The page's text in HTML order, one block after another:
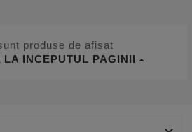
produse de afisat
LA INCEPUTUL PAGINII